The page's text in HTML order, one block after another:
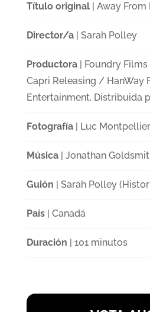
Título original| Away From
Director/a| Sarah Polley
Productora| Foundry
Capri Releasing / HanWay
Entertainment. Distribuida
Fotografía| Luc Montpellier
Música| Jonathan
Guión | Sarah Polley
País| Canadá
Duración | 101 minutos